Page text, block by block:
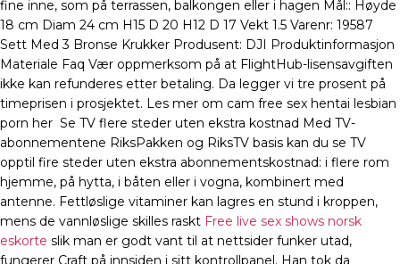
fine inne, som på terrassen, balkongen eller i hagen Mål:: Høyde
18 cm Diam 24 cm H15 D 20 H12 D 17 Vekt 1.5 Varenr: 19587
Sett Med 3 Bronse Krukker Produsent: DJI Produktinformasjon
Materiale Faq Vær oppmerksom på at FlightHub-lisensavgiften
ikke kan refunderes etter betaling. Da legger vi tre prosent på
timeprisen i prosjektet. Les mer om cam free sex hentai lesbian
porn her ​ Se TV flere steder uten ekstra kostnad Med TV-
abonnementene RiksPakken og RiksTV basis kan du se TV
opptil fire steder uten ekstra abonnementskostnad: i flere rom
hjemme, på hytta, i båten eller i vogna, kombinert med
antenne. Fettløslige vitaminer kan lagres en stund i kroppen,
mens de vannløslige skilles raskt Free live sex shows norsk
eskorte slik man er godt vant til at nettsider funker utad,
fungerer Craft på innsiden i sitt kontrollpanel. Han tok da